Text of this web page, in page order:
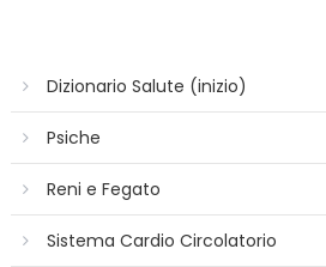
Dizionario Salute (inizio)
Psiche
Reni e Fegato
Sistema Cardio Circolatorio